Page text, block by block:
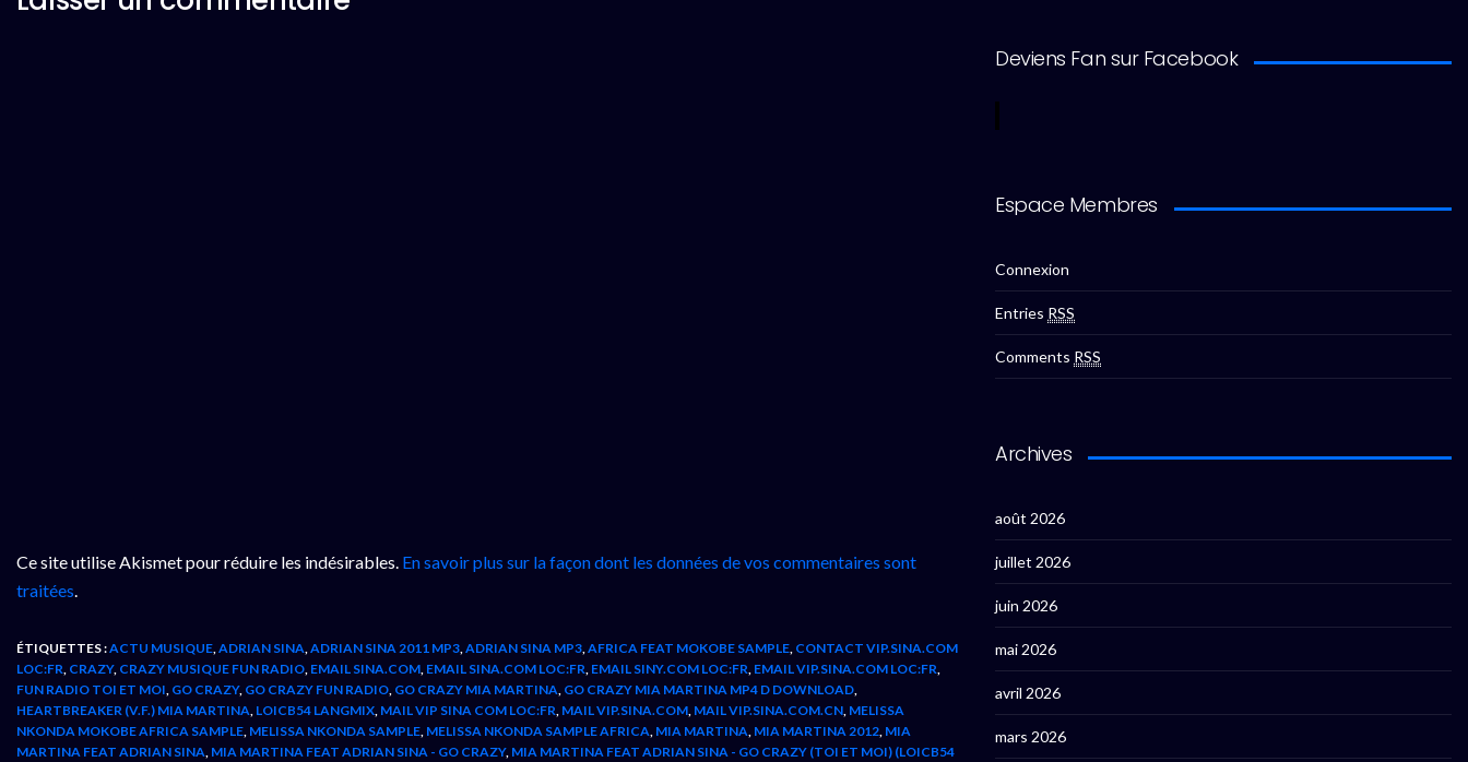
Ce site utilise Akismet pour réduire les indésirables. En savoir plus sur la façon dont les données de vos commentaires sont
traitées.
ÉTIQUETTES :ACTU MUSIQUE ADRIAN SINA ADRIAN SINA 2011 MP3 ADRIAN SINA MP3 AFRICA FEAT MOKOBE SAMPLE CONTACT VIP.SINA.COM
LOC:FR CRAZY, CRAZY MUSIQUE FUN RADIO EMAIL SINA.COM EMAIL SINA.COM LOC:FR EMAIL SINY.COM LOC:FR EMAIL VIP.SINA.COM LOC:FR
FUN RADIO TOI ET MOI GO CRAZY, GO CRAZY FUN RADIO GO CRAZY MIA MARTINA GO CRAZY MIA MARTINA MP4 D DOWNLOAD
HEARTBREAKER (V.F.) MIA MARTINA LOICB54 LANGMIX MAIL VIP SINA COM LOC:FR MAIL VIP.SINA.COM MAIL VIP.SINA.COM.CN MELISSA
NKONDA MOKOBE AFRICA SAMPLE MELISSA NKONDA SAMPLE MELISSA NKONDA SAMPLE AFRICA MIA MARTINA MIA MARTINA 2012 MIA
MARTINA FEAT ADRIAN SINA MIA MARTINA FEAT ADRIAN SINA - GO CRAZY, MIA MARTINA FEAT ADRIAN SINA - GO CRAZY (TOI ET MOI) (LOICB54
Deviens Fan sur Facebook
Espace Membres
Connexion
Entries RSS
Comments RSS
Archives
août 2026
juillet 2026
juin 2026
mai 2026
avril 2026
mars 2026